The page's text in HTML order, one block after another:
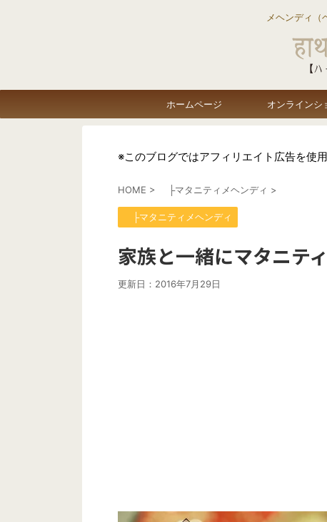
メヘンディ（
ホームページ オンラインシ
※このブログではアフィリエイト広告を使
HOME > ├マタニティメヘンディ >
├マタニティメヘンディ
家族と一緒にマタニテ
更新日： 2016年7月29日